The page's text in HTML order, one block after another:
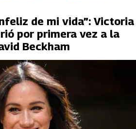
de mi vida”: Victoria
por primera vez a la
Beckham